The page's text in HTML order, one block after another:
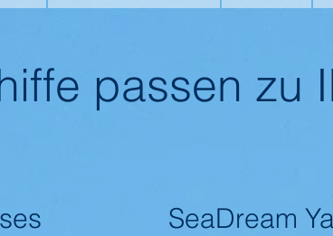
passen zu
SeaDream